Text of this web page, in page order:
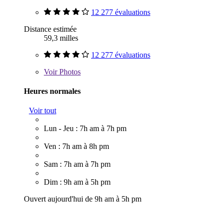
12 277 évaluations
Distance estimée
59,3 milles
12 277 évaluations
VoirPhotos
Heures normales
Voir tout
Lun - Jeu : 7h am à 7h pm
Ven : 7h am à 8h pm
Sam : 7h am à 7h pm
Dim : 9h am à 5h pm
Ouvert aujourd'hui de 9h am à 5h pm